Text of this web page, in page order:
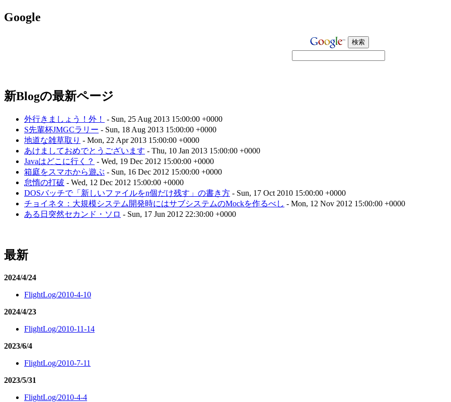
Google
新Blogの最新ページ
外行きましょう！外！
- Sun, 25 Aug 2013 15:00:00 +0000
S先輩杯JMGCラリー - Sun, 18 Aug 2013 15:00:00 +0000
地道な雑草取り - Mon, 22 Apr 2013 15:00:00 +0000
あけましておめでとうございます - Thu, 10 Jan 2013 15:00:00 +0000
Javaはどこに行く？ - Wed, 19 Dec 2012 15:00:00 +0000
箱庭をスマホから遊ぶ - Sun, 16 Dec 2012 15:00:00 +0000
怠惰の打破 - Wed, 12 Dec 2012 15:00:00 +0000
DOSバッチで「新しいファイルをn個だけ残す」の書き方 - Sun, 17 Oct 2010 15:00:00 +0000
チョイネタ：大規模システム開発時にはサブシステムのMockを作るべし - Mon, 12 Nov 2012 15:00:00 +0000
ある日突然セカンド・ソロ - Sun, 17 Jun 2012 22:30:00 +0000
最新
2024/4/24
FlightLog/2010-4-10
2024/4/23
FlightLog/2010-11-14
2023/6/4
FlightLog/2010-7-11
2023/5/31
FlightLog/2010-4-4